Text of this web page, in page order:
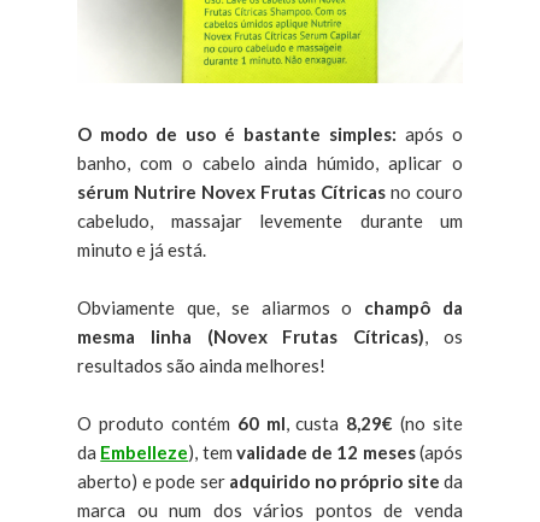
O modo de uso é bastante simples: após o
banho, com o cabelo ainda húmido, aplicar o
sérum Nutrire Novex Frutas Cítricas no couro
cabeludo, massajar levemente durante um
minuto e já está.
Obviamente que, se aliarmos o champô da
mesma linha (Novex Frutas Cítricas), os
resultados são ainda melhores!
O produto contém 60 ml, custa 8,29€ (no site
da Embelleze), tem validade de 12 meses(após
aberto) e pode ser adquirido no próprio site da
marca ou num dos vários pontos de venda